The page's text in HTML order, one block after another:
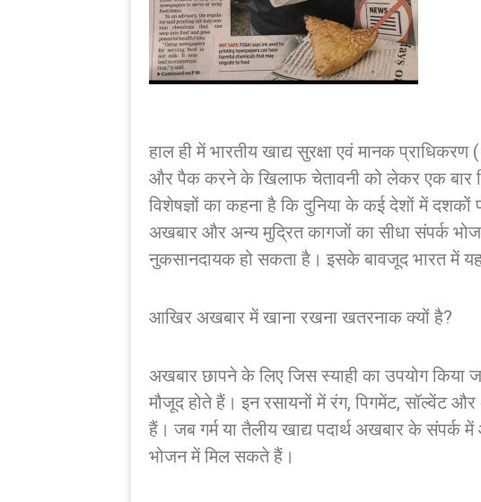
हाल ही में भारतीय खाद्य सुरक्षा एवं मानक
और पैक करने के खिलाफ चेतावनी को लेकर एक बार
विशेषज्ञों का कहना है कि दुनिया के कई देशों में दशकों
अखबार और अन्य मुद्रित कागजों का सीधा संपर्क
नुकसानदायक हो सकता है। इसके बावजूद भारत में
आखिर अखबार में खाना रखना खतरनाक क्यों है?
अखबार छापने के लिए जिस स्याही का उपयोग किया
मौजूद होते हैं। इन रसायनों में रंग, पिगमेंट, सॉल्वेंट
हैं। जब गर्म या तैलीय खाद्य पदार्थ अखबार के संपर्क
भोजन में मिल सकते हैं।